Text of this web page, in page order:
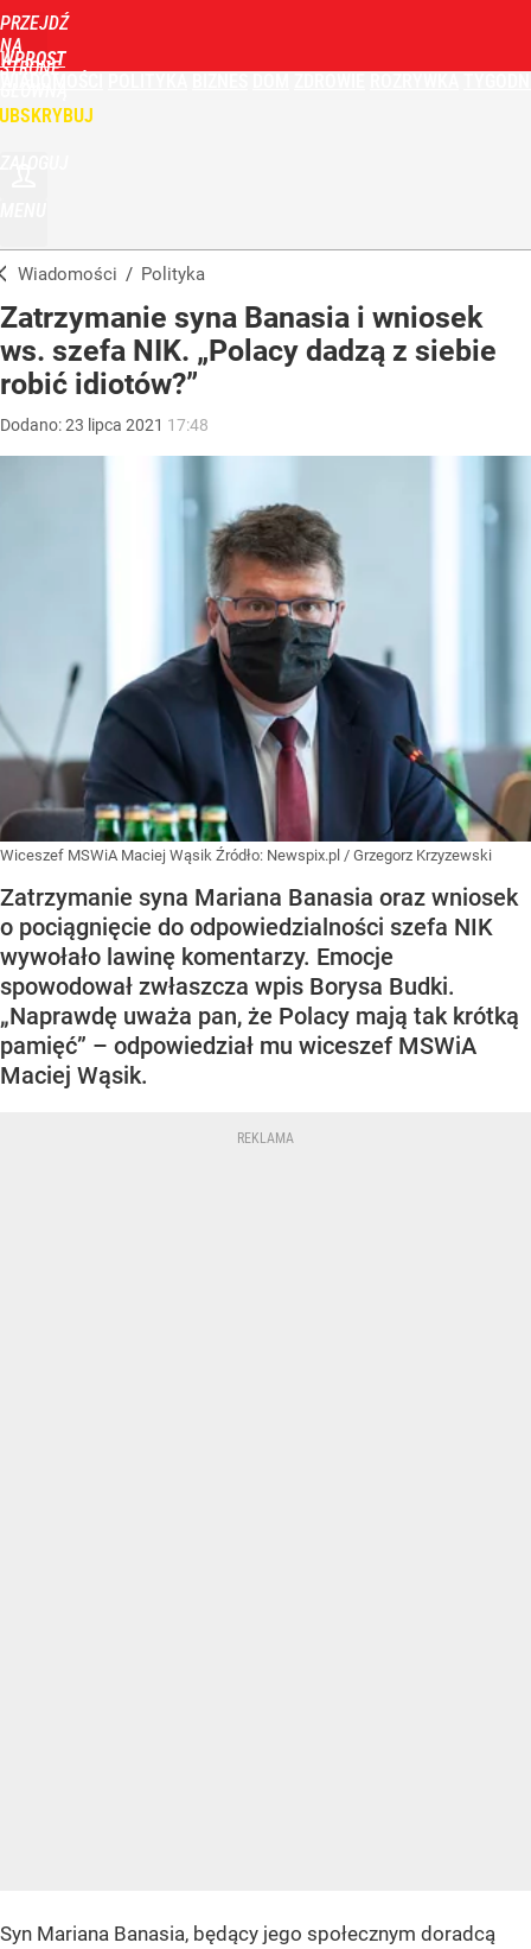
PRZEJDŹ
NA
STRONĘ
WPROST
Wiadomości / Polityka
Zatrzymanie syna Banasia i wniosek
ws. szefa NIK. „Polacy dadzą z siebie
robić idiotów?”
Dodano:23 lipca 2021 17:48
Wiceszef MSWiA Maciej Wąsik Źródło: Newspix.pl / Grzegorz Krzyzewski
Zatrzymanie syna Mariana Banasia oraz wniosek
o pociągnięcie do odpowiedzialności szefa NIK
wywołało lawinę komentarzy. Emocje
spowodował zwłaszcza wpis Borysa Budki.
„Naprawdę uważa pan, że Polacy mają tak krótką
pamięć” – odpowiedział mu wiceszef MSWiA
Maciej Wąsik.
Syn Mariana Banasia, będący jego społecznym doradcą